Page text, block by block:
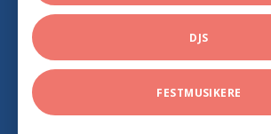
DJS
FESTMUSIKERE